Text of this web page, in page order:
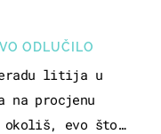
ODLUČILO
litija u
na procjenu
okoliš, evo što